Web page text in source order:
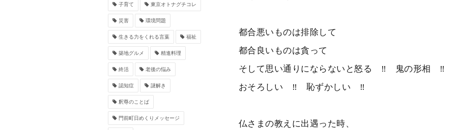
都合悪いものは排除して
都合良いものは貪って
そして思い通りにならないと怒る ‼️ 鬼の形相 ‼️
おそろしい ‼️ 恥ずかしい ‼️
仏さまの教えに出遇った時、
子育て 東京オトナグチコレ
災害 環境問題
生きる力をくれる言葉 福祉
築地グルメ 精進料理
終活 老後の悩み
認知症 謎解き
釈尊のことば
門前町日めくりメッセージ